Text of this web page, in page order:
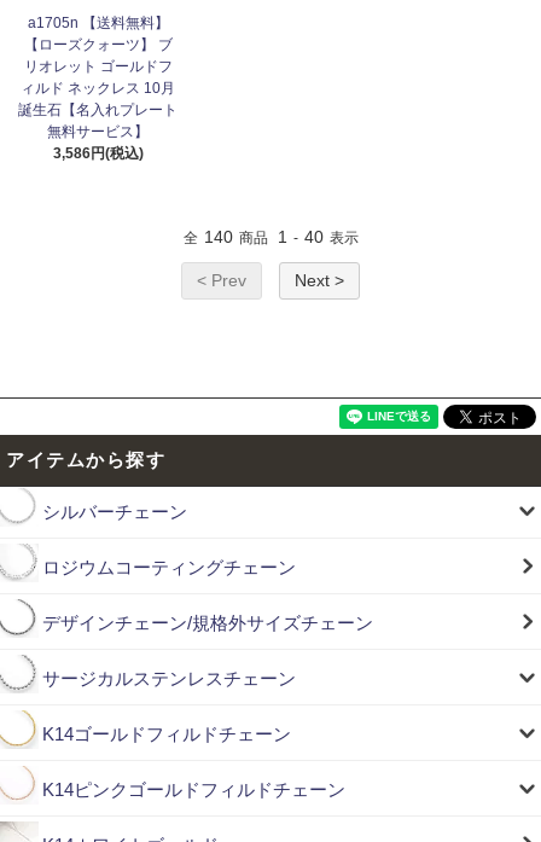
a1705n 【送料無料】
【ローズクォーツ】 ブ
リオレット ゴールドフ
ィルド ネックレス 10月
誕生石【名入れプレート
無料サービス】
3,586円(税込)
全 140 商品 1 - 40 表示
< Prev Next >
アイテムから探す
シルバーチェーン
ロジウムコーティングチェーン
デザインチェーン/規格外サイズチェーン
サージカルステンレスチェーン
K14ゴールドフィルドチェーン
K14ピンクゴールドフィルドチェーン